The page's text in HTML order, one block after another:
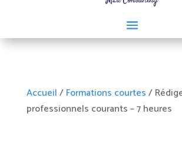
Accueil/Formations courtes/
professionnels courants – 7 heures